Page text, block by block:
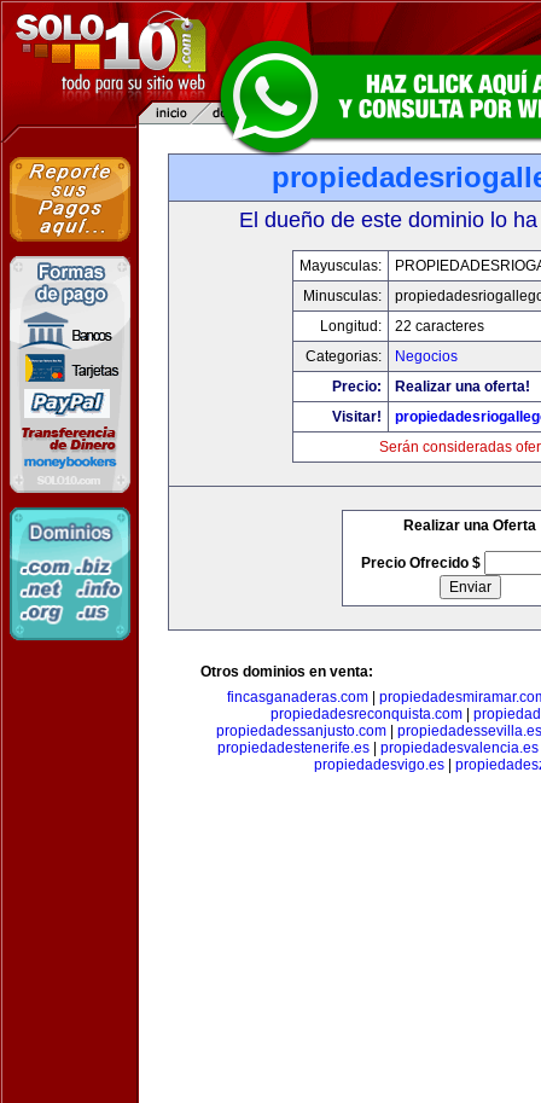
El dueño de este dominio lo
Mayusculas:
Minusculas:
Longitud:
22 caracteres
Categorias:
Negocios
Precio:
Realizar una oferta!
Visitar!
Serán consideradas
Realizar una Oferta
Precio Ofrecido $
Otros dominios en venta:
fincasganaderas.com
propiedadesreconquista.com
propiedadessanjusto.com| propiedadessevilla.es
propiedadestenerife.es| propiedadesvalencia.es
propiedadesvigo.es|